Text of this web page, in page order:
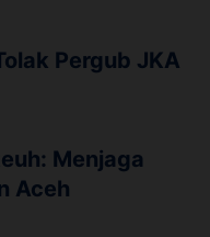
Pergub JKA
Menjaga
Aceh